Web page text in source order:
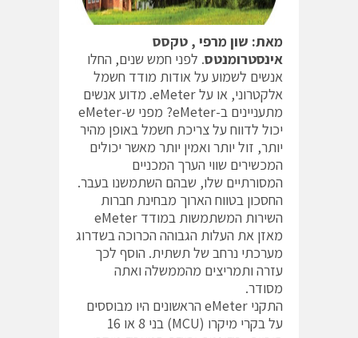
מאת: שון מרפי , טקסס
אינסטרומנטס. לפני חמש שנים, החלו
אנשים לשמוע על אודות מודד חשמל
אלקטרוני, או על eMeter. מדוע אנשים
מתעניינים ב-eMeter? מפני ש-eMeter
יכול לדווח על צריכת חשמל באופן מהיר
יותר, זול יותר ואמין יותר מאשר יכולים
המכשירים שווי הערך המכניים
המסורתיים שלו, שבהם השתמשנו בעבר.
החסכון בטווח הארוך מבחינת חברות
השירות המשתמשות במודד eMeter
מאזן את העלות הגבוהה הכרוכה בשדרוג
מערכתי נרחב של תשתית. הוסף לכך
עזרה ותמריצים מהממשלה ואתה
מסודר.
התקני eMeter הראשונים היו מבוססים
על בקרי מיקרו (MCU) בני 8 או 16